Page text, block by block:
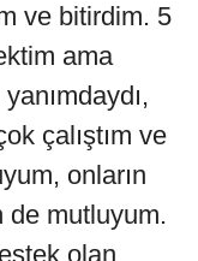
ve bitirdim. 5
ama
çalıştım ve
onların
de mutluyum.
olan